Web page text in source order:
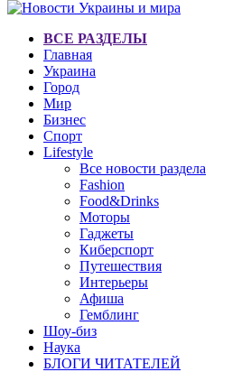
ВСЕ РАЗДЕЛЫ
Главная
Украина
Город
Мир
Бизнес
Спорт
Lifestyle
Все новости раздела
Fashion
Food&Drinks
Моторы
Гаджеты
Киберспорт
Путешествия
Интерьеры
Афиша
Гемблинг
Шоу-биз
Наука
БЛОГИ ЧИТАТЕЛЕЙ